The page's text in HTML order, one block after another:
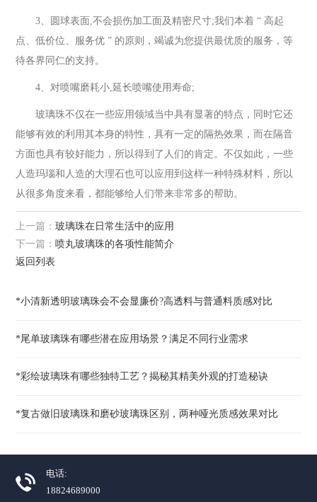
3、圆球表面,不会损伤加工面及精密尺寸;我们本着 “ 高起
点、低价位、服务优 ” 的原则，竭诚为您提供最优质的服务，等
待各界同仁的支持。
4、对喷嘴磨耗小,延长喷嘴使用寿命;
玻璃珠不仅在一些应用领域当中具有显著的特点，同时它还
能够有效的利用其本身的特性，具有一定的隔热效果，而在隔音
方面也具有较好能力，所以得到了人们的肯定。不仅如此，一些
人造玛瑙和人造的大理石也可以应用到这样一种特殊材料，所以
从很多角度来看，都能够给人们带来非常多的帮助。
上一篇：玻璃珠在日常生活中的应用
返回列表
下一篇：喷丸玻璃珠的各项性能简介
*小清新透明玻璃珠会不会显廉价?高透料与普通料质感对比
*尾单玻璃珠有哪些潜在应用场景？满足不同行业需求
*彩绘玻璃珠有哪些独特工艺？揭秘其精美外观的打造秘诀
*复古做旧玻璃珠和磨砂玻璃珠区别，两种哑光质感效果对比
电话:
18824689000